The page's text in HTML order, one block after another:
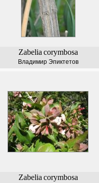
Zabelia corymbosa
Владимир Эпиктетов
Zabelia corymbosa